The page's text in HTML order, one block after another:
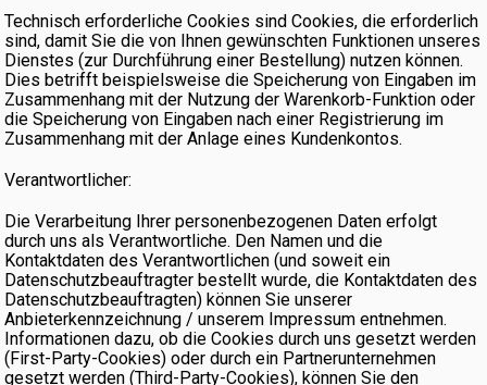
Technisch erforderliche Cookies sind Cookies, die erforderlich
sind, damit Sie die von Ihnen gewünschten Funktionen unseres
Dienstes (zur Durchführung einer Bestellung) nutzen können.
Dies betrifft beispielsweise die Speicherung von Eingaben im
Zusammenhang mit der Nutzung der Warenkorb-Funktion oder
die Speicherung von Eingaben nach einer Registrierung im
Zusammenhang mit der Anlage eines Kundenkontos.
Verantwortlicher:
Die Verarbeitung Ihrer personenbezogenen Daten erfolgt
durch uns als Verantwortliche. Den Namen und die
Kontaktdaten des Verantwortlichen (und soweit ein
Datenschutzbeauftragter bestellt wurde, die Kontaktdaten des
Datenschutzbeauftragten) können Sie unserer
Anbieterkennzeichnung / unserem Impressum entnehmen.
Informationen dazu, ob die Cookies durch uns gesetzt werden
(First-Party-Cookies) oder durch ein Partnerunternehmen
gesetzt werden (Third-Party-Cookies), können Sie den